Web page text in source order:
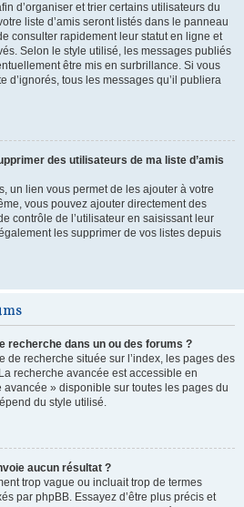
d’organiser et trier certains utilisateurs du
liste d’amis seront listés dans le panneau
consulter rapidement leur statut en ligne et
Selon le style utilisé, les messages publiés
être mis en surbrillance. Si vous
d’ignorés, tous les messages qu’il publiera
des utilisateurs de ma liste d’amis
un lien vous permet de les ajouter à votre
vous pouvez ajouter directement des
contrôle de l’utilisateur en saisissant leur
les supprimer de vos listes depuis
recherche dans un ou des forums ?
de recherche située sur l’index, les pages des
recherche avancée est accessible en
» disponible sur toutes les pages du
du style utilisé.
aucun résultat ?
trop vague ou incluait trop de termes
par phpBB. Essayez d’être plus précis et